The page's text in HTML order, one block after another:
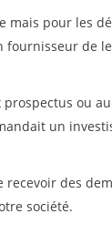
mais pour les
de
ou
un
des
société.